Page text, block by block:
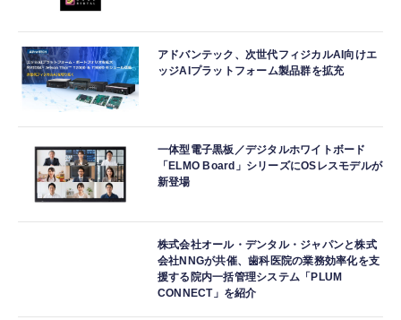
アドバンテック、次世代フィジカルAI向けエ
ッジAIプラットフォーム製品群を拡充
一体型電子黒板／デジタルホワイトボード
「ELMO Board」シリーズにOSレスモデルが
新登場
株式会社オール・デンタル・ジャパンと株式
会社NNGが共催、歯科医院の業務効率化を支
援する院内一括管理システム「PLUM
CONNECT」を紹介